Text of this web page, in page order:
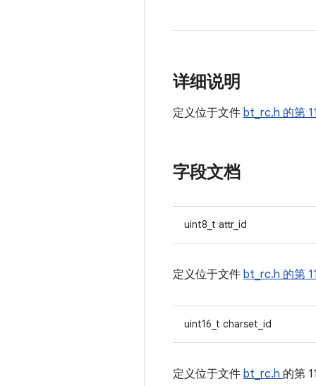
详细说明
定义位于文件 bt_rc.h 的第
字段文档
uint8_t attr_id
定义位于文件 bt_rc.h 的第
uint16_t charset_id
定义位于文件 bt_rc.h 的第